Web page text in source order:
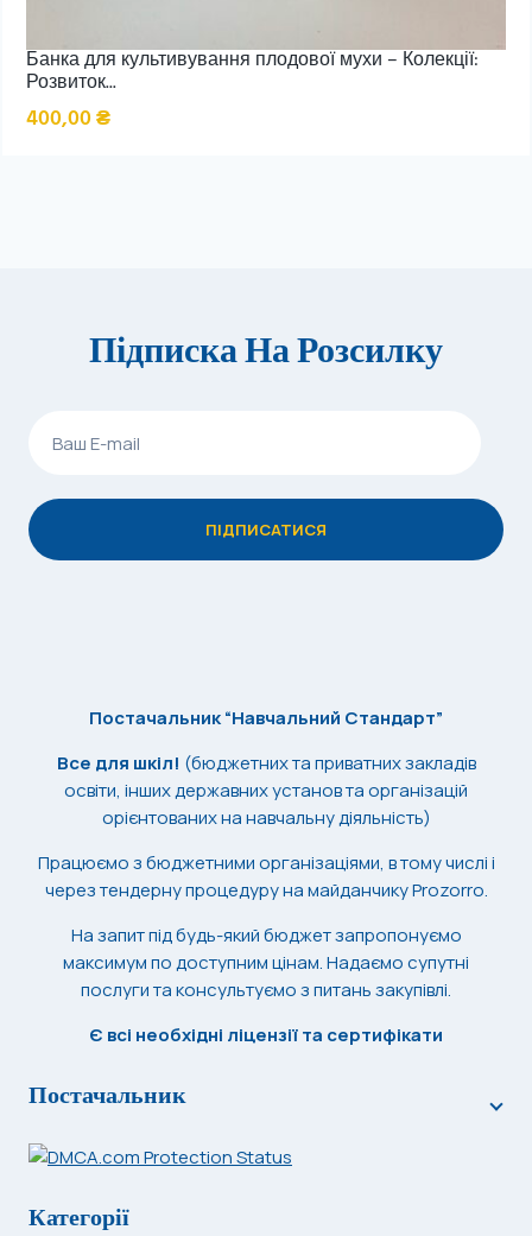
Банка для культивування плодової мухи – Колекції:
Розвиток...
400,00₴
Підписка На Розсилку
Постачальник “Навчальний Стандарт”
Все для шкіл! (бюджетних та приватних закладів
освіти, інших державних установ та організацій
орієнтованих на навчальну діяльність)
Працюємо з бюджетними організаціями, в тому числі і
через тендерну процедуру на майданчику Prozorro.
На запит під будь-який бюджет запропонуємо
максимум по доступним цінам. Надаємо супутні
послуги та консультуємо з питань закупівлі.
Є всі необхідні ліцензії та сертифікати
Постачальник
Категорії